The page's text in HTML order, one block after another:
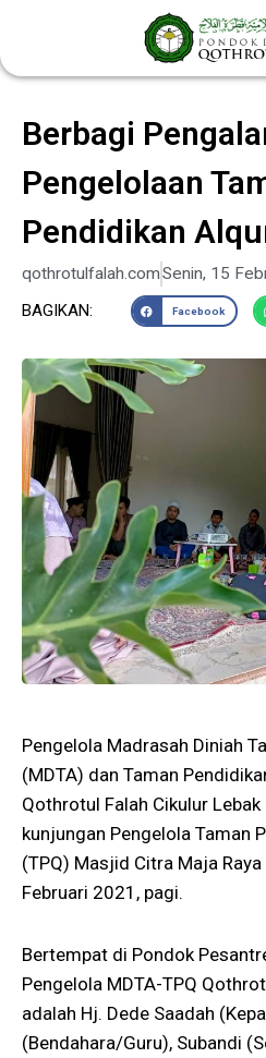
konten
Berbagi
Pengelolaan
Pendidikan
qothrotulfalah.comSenin, 15
BAGIKAN:
Facebook
Pengelola Madrasah Diniah
(MDTA) dan Taman
Qothrotul Falah Cikulur
kunjungan Pengelola Taman
(TPQ) Masjid Citra Maja
Februari 2021, pagi.
Bertempat di Pondok
Pengelola MDTA-TPQ
adalah Hj. Dede Saadah
(Bendahara/Guru), Subandi